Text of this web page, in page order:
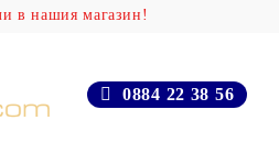
в нашия магазин!
0884 22 38 56